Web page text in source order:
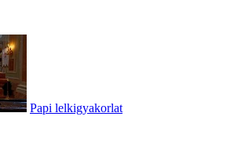
Papi lelkigyakorlat